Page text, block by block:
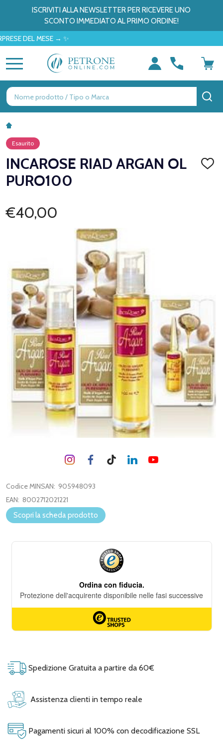
ISCRIVITI ALLA NEWSLETTER PER RICEVERE UNO
SCONTO IMMEDIATO AL PRIMO ORDINE!
MESE → ✨
Ricerca
Esaurito
INCAROSE RIAD ARGAN OL
PURO100
€40,00
Codice MINSAN: 905948093
EAN: 8002712021221
Scopri la scheda prodotto
Spedizione Gratuita a partire da 60€
Assistenza clienti in tempo reale
Pagamenti sicuri al 100% con decodificazione SSL